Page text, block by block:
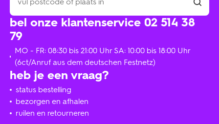
heb je een vraag?
status bestelling
bezorgen en afhalen
ruilen en retourneren
bel onze klantenservice 02 514 38
79
MO - FR: 08:30 bis 21:00 Uhr SA: 10:00 bis 18:00 Uhr
(6ct/Anruf aus dem deutschen Festnetz)